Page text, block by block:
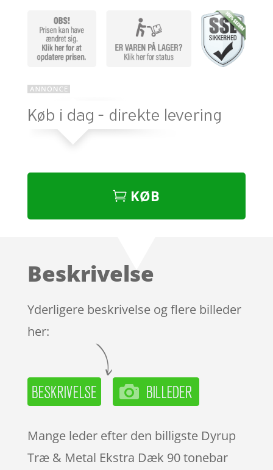
KØB
Beskrivelse
Yderligere beskrivelse og flere billeder
her:
Mange leder efter den billigste Dyrup
Træ & Metal Ekstra Dæk 90 tonebar